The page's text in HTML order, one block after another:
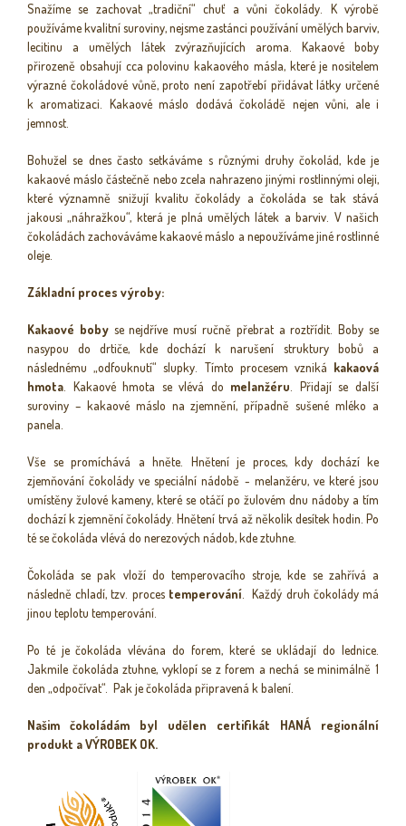
Snažíme se zachovat „tradiční“ chuť a vůni čokolády. K výrobě
používáme kvalitní suroviny, nejsme zastánci používání umělých barviv,
lecitinu a umělých látek zvýrazňujících aroma. Kakaové boby
přirozeně obsahují cca polovinu kakaového másla, které je nositelem
výrazné čokoládové vůně, proto není zapotřebí přidávat látky určené
k aromatizaci. Kakaové máslo dodává čokoládě nejen vůni, ale i
jemnost.
Bohužel se dnes často setkáváme s různými druhy čokolád, kde je
kakaové máslo částečně nebo zcela nahrazeno jinými rostlinnými oleji,
které významně snižují kvalitu čokolády a čokoláda se tak stává
jakousi „náhražkou“, která je plná umělých látek a barviv. V našich
čokoládách zachováváme kakaové máslo a nepoužíváme jiné rostlinné
oleje.
Základní proces výroby:
Kakaové bobyse nejdříve musí ručně přebrat a roztřídit. Boby se
nasypou do drtiče, kde dochází k narušení struktury bobů a
následnému „odfouknutí“ slupky. Tímto procesem vzniká kakaová
hmota . Kakaové hmota se vlévá do melanžéru . Přidají se další
suroviny – kakaové máslo na zjemnění, případně sušené mléko a
panela.
Vše se promíchává a hněte. Hnětení je proces, kdy dochází ke
zjemňování čokolády ve speciální nádobě - melanžéru, ve které jsou
umístěny žulové kameny, které se otáčí po žulovém dnu nádoby a tím
dochází k zjemnění čokolády. Hnětení trvá až několik desítek hodin. Po
té se čokoláda vlévá do nerezových nádob, kde ztuhne.
Čokoláda se pak vloží do temperovacího stroje, kde se zahřívá a
následně chladí, tzv. proces temperování. Každý druh čokolády má
jinou teplotu temperování.
Po té je čokoláda vlévána do forem, které se ukládají do lednice.
Jakmile čokoláda ztuhne, vyklopí se z forem a nechá se minimálně 1
den „odpočívat“. Pak je čokoláda připravená k balení.
Našim čokoládám byl udělen certifikát HANÁ regionální
produkt a VÝROBEK OK.